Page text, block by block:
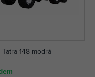
Tatra 148 modrá